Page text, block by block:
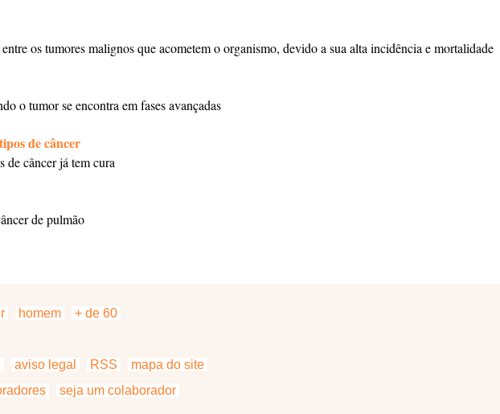
os tumores malignos que acometem o organismo, devido a sua alta incidência e mortalidade
o tumor se encontra em fases avançadas
de câncer
de câncer já tem cura
de pulmão
homem
+ de 60
aviso legal RSS
mapa do site
seja um colaborador